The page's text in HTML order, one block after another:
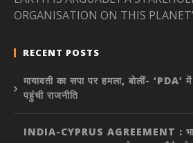
ORGANISATION ON THIS
RECENT POSTS
मायावती का सपा पर हमला, बोलीं-
पहुंची राजनीति
INDIA-CYPRUS AGREEMENT :